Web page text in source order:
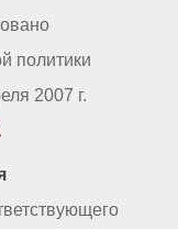
политики
2007 г.
.